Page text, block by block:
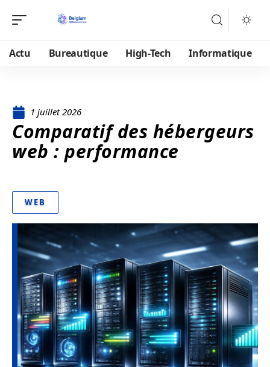
Actu Bureautique High-Tech Informatique
1 juillet 2026
Comparatif des hébergeurs
web : performance
WEB